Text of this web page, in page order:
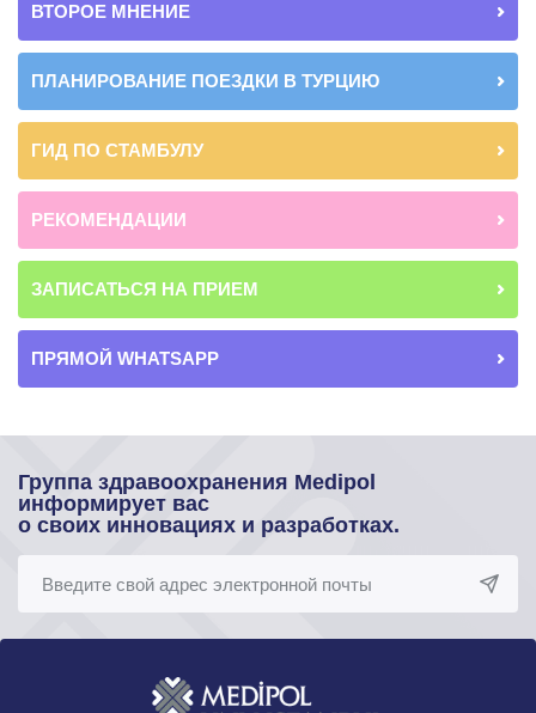
ВТОРОЕ МНЕНИЕ
ПЛАНИРОВАНИЕ ПОЕЗДКИ В ТУРЦИЮ
ГИД ПО СТАМБУЛУ
РЕКОМЕНДАЦИИ
ЗАПИСАТЬСЯ НА ПРИЕМ
ПРЯМОЙ WHATSAPP
Группа здравоохранения Medipol
информирует вас
о своих инновациях и разработках.